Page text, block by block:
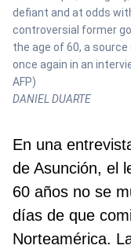
defiant and at odds
controversial former
the age of 60, a
once again in an
AFP)
DANIEL DUARTE
En una
de Asunción, el
60 años no se
días de que
Norteamérica.